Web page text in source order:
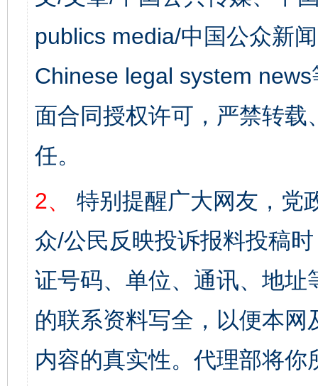
publics media/中国公众新
Chinese legal system
面合同授权许可，严禁转
任。
2、
特别提醒广大网友，党
众/公民反映投诉报料投稿
证号码、单位、通讯、地
的联系资料写全，以便本
内容的真实性。代理部将